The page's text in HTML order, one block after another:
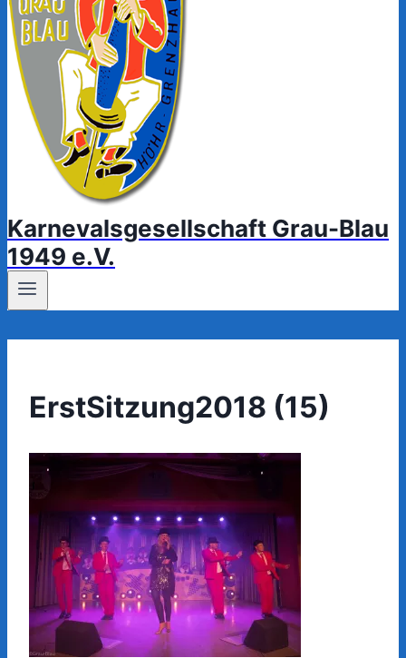
Karnevalsgesellschaft Grau-Blau
1949 e.V.
ErstSitzung2018 (15)